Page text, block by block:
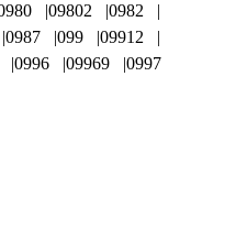
09802
0982
0987 099
09912
0996 09969 0997